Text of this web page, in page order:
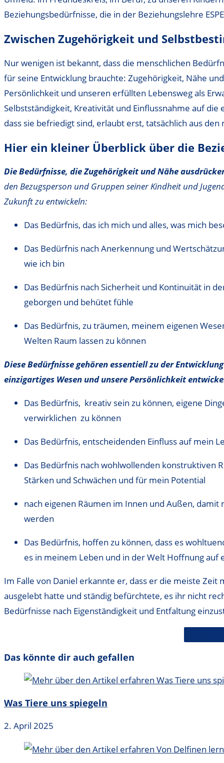
Beziehungsbedürfnisse, die in der Beziehungslehre
Zwischen Zugehörigkeit und
Nur wenigen ist bekannt, dass die menschlichen
für seine Entwicklung brauchte: Zugehörigkeit, Nähe
Persönlichkeit und unseren erfüllten Lebensweg als
Selbstständigkeit, Kreativität und Einflussnahme auf
dass sie befriedigt sind, erlaubt erst, tatsächlich aus
Hier ein kleiner Überblick über die
Die Bedürfnisse, die Zugehörigkeit und Nähe
den Bezugsperson und Gruppen seiner Kindheit und
Zukunft zu entwickeln:
Das Bedürfnis, das ich mich und alles, was mich
Das Bedürfnis nach Anerkennung und
wie ich bin
Das Bedürfnis nach Sicherheit und Kontinuität in
geborgen und behütet fühle
Das Bedürfnis, zu träumen, meinem eigenen
Welten Raum lassen zu können
Diese Bedürfnisse gehören essentiell zu der
einzigartiges Wesen und unsere Persönlichkeit
Das Bedürfnis, kreativ sein zu können, eigene
verwirklichen zu können
Das Bedürfnis, entscheidenden Einfluss auf mein
Das Bedürfnis nach wohlwollenden konstruktiven
Stärken und Schwächen und für mein Potential
nach eigenen Räumen im Innen und Außen,
werden
Das Bedürfnis, hoffen zu können, dass es
es in meinem Leben und in der Welt Hoffnung
Im Falle von Daniel erkannte er, dass er die meiste
ausgelebt hatte und ständig befürchtete, es ihr nicht
Bedürfnisse nach Eigenständigkeit und Entfaltung
Das könnte dir auch gefallen
Was Tiere uns spiegeln
2. April 2025